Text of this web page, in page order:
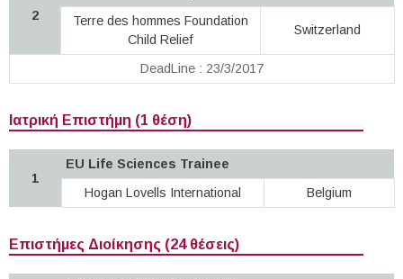
2
Terre des hommes Foundation
Child Relief
Switzerland
DeadLine : 23/3/2017
Ιατρική Επιστήμη (1 θέση)
1
EU Life Sciences Trainee
Hogan Lovells International
Belgium
Επιστήμες Διοίκησης (24 θέσεις)